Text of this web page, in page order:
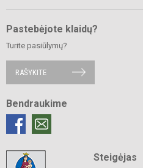
Pastebėjote klaidų?
Turite pasiūlymų?
RAŠYKITE
Bendraukime
Steigėjas